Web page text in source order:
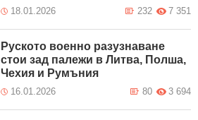
18.01.2026 7 351
232
Руското военно разузнаване
стои зад палежи в Литва, Полша,
Чехия и Румъния
16.01.2026 3 694
80